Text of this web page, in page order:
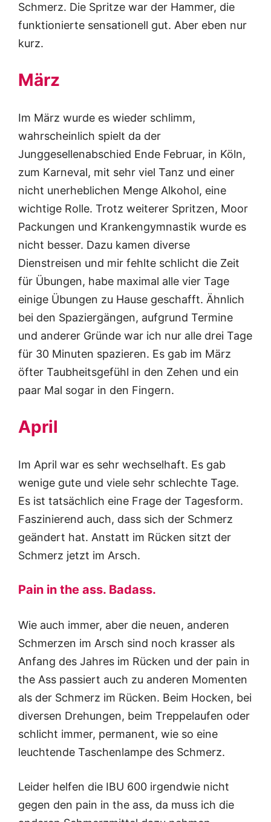
Schmerz. Die Spritze war der Hammer, die
funktionierte sensationell gut. Aber eben nur
kurz.
März
Im März wurde es wieder schlimm,
wahrscheinlich spielt da der
Junggesellenabschied Ende Februar, in Köln,
zum Karneval, mit sehr viel Tanz und einer
nicht unerheblichen Menge Alkohol, eine
wichtige Rolle. Trotz weiterer Spritzen, Moor
Packungen und Krankengymnastik wurde es
nicht besser. Dazu kamen diverse
Dienstreisen und mir fehlte schlicht die Zeit
für Übungen, habe maximal alle vier Tage
einige Übungen zu Hause geschafft. Ähnlich
bei den Spaziergängen, aufgrund Termine
und anderer Gründe war ich nur alle drei Tage
für 30 Minuten spazieren. Es gab im März
öfter Taubheitsgefühl in den Zehen und ein
paar Mal sogar in den Fingern.
April
Im April war es sehr wechselhaft. Es gab
wenige gute und viele sehr schlechte Tage.
Es ist tatsächlich eine Frage der Tagesform.
Faszinierend auch, dass sich der Schmerz
geändert hat. Anstatt im Rücken sitzt der
Schmerz jetzt im Arsch.
Pain in the ass. Badass.
Wie auch immer, aber die neuen, anderen
Schmerzen im Arsch sind noch krasser als
Anfang des Jahres im Rücken und der pain in
the Ass passiert auch zu anderen Momenten
als der Schmerz im Rücken. Beim Hocken, bei
diversen Drehungen, beim Treppelaufen oder
schlicht immer, permanent, wie so eine
leuchtende Taschenlampe des Schmerz.
Leider helfen die IBU 600 irgendwie nicht
gegen den pain in the ass, da muss ich die